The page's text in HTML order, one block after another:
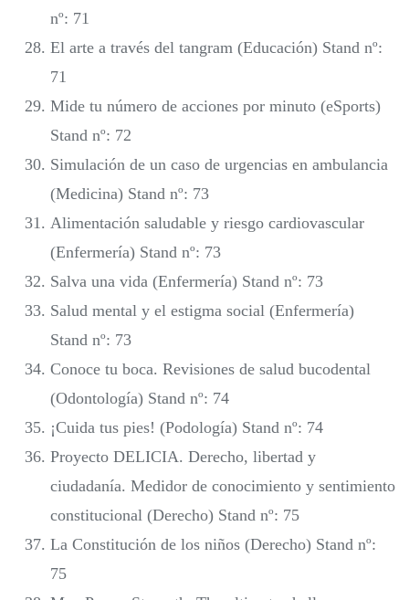
nº: 71
El arte a través del tangram (Educación) Stand nº:
71
Mide tu número de acciones por minuto (eSports)
Stand nº: 72
Simulación de un caso de urgencias en ambulancia
(Medicina) Stand nº: 73
Alimentación saludable y riesgo cardiovascular
(Enfermería) Stand nº: 73
Salva una vida (Enfermería) Stand nº: 73
Salud mental y el estigma social (Enfermería)
Stand nº: 73
Conoce tu boca. Revisiones de salud bucodental
(Odontología) Stand nº: 74
¡Cuida tus pies! (Podología) Stand nº: 74
Proyecto DELICIA. Derecho, libertad y
ciudadanía. Medidor de conocimiento y sentimiento
constitucional (Derecho) Stand nº: 75
La Constitución de los niños (Derecho) Stand nº:
75